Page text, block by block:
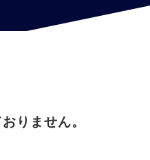
りません。